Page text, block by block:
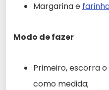
Margarina e
Modo de fazer
Primeiro, escorra
como medida;